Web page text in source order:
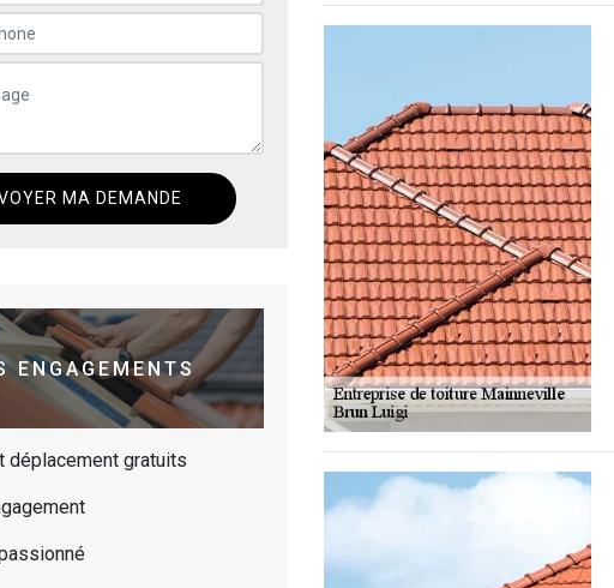
ENGAGEMENTS
déplacement gratuits